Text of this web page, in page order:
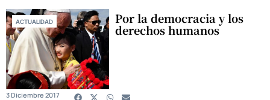
ACTUALIDAD Por la democracia y los
derechos humanos
3 Diciembre 2017